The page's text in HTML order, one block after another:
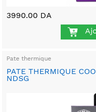
3990.00 DA
Pate thermique
PATE THERMIQUE
NDSG